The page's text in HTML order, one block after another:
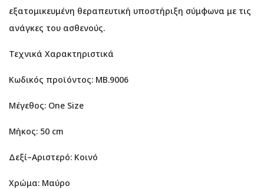
εξατομικευμένη θεραπευτική υποστήριξη σύμφωνα με τις
ανάγκες του ασθενούς.
Τεχνικά Χαρακτηριστικά
Κωδικός προϊόντος: MB.9006
Μέγεθος: One Size
Μήκος: 50 cm
Δεξί–Αριστερό: Κοινό
Χρώμα: Μαύρο